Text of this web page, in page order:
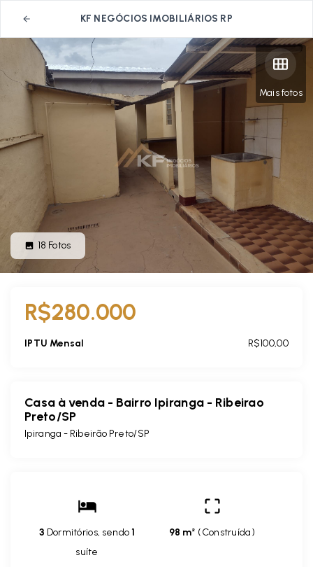
KF NEGÓCIOS IMOBILIÁRIOS RP
Mais fotos
18 Fotos
R$280.000
IPTU Mensal R$100,00
Casa à venda - Bairro Ipiranga - Ribeirao
Preto/SP
Ipiranga - Ribeirão Preto/SP
3 Dormitórios, sendo1
suíte
98 m² (Construída)